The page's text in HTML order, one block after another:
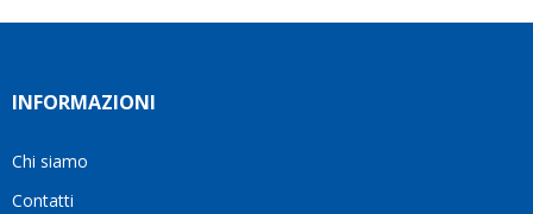
INFORMAZIONI
Chi siamo
Contatti